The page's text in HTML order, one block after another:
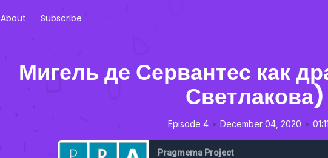
About Subscribe
Мигель де Сервантес как
Светлакова)
Episode 4 • December 04, 2020 •
Pragmema Project